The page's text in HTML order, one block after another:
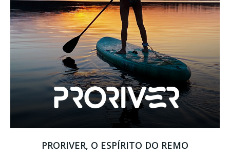
PRORIVER, O ESPÍRITO DO REMO